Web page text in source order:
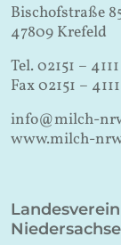
Bischofstraße
47809 Krefeld
Tel. 02151 –
Fax 02151 –
info@milch-
www.milch-